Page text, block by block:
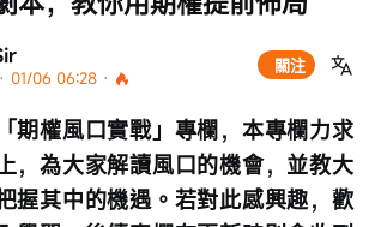
· 01/06 06:28 ·
關注
期權風口實戰」專欄，本專欄力求
，為大家解讀風口的機會，並教大
握其中的機遇。若對此感興趣，歡